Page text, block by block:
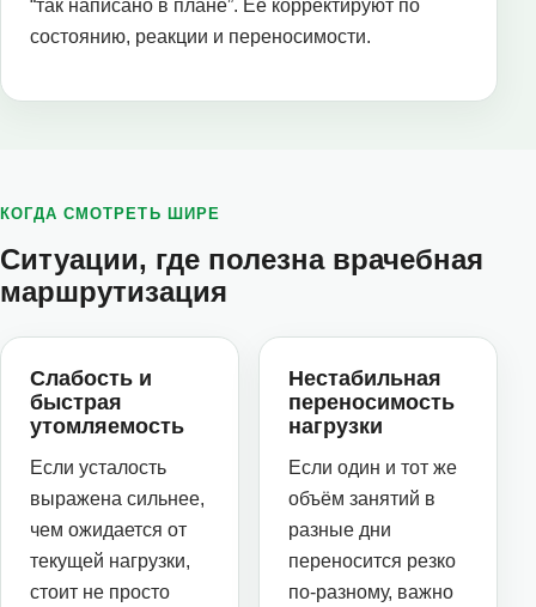
“так написано в плане”. Её корректируют по
состоянию, реакции и переносимости.
КОГДА СМОТРЕТЬ ШИРЕ
Ситуации, где полезна врачебная
маршрутизация
Слабость и
быстрая
утомляемость
Если усталость
выражена сильнее,
чем ожидается от
текущей нагрузки,
стоит не просто
Нестабильная
переносимость
нагрузки
Если один и тот же
объём занятий в
разные дни
переносится резко
по-разному, важно